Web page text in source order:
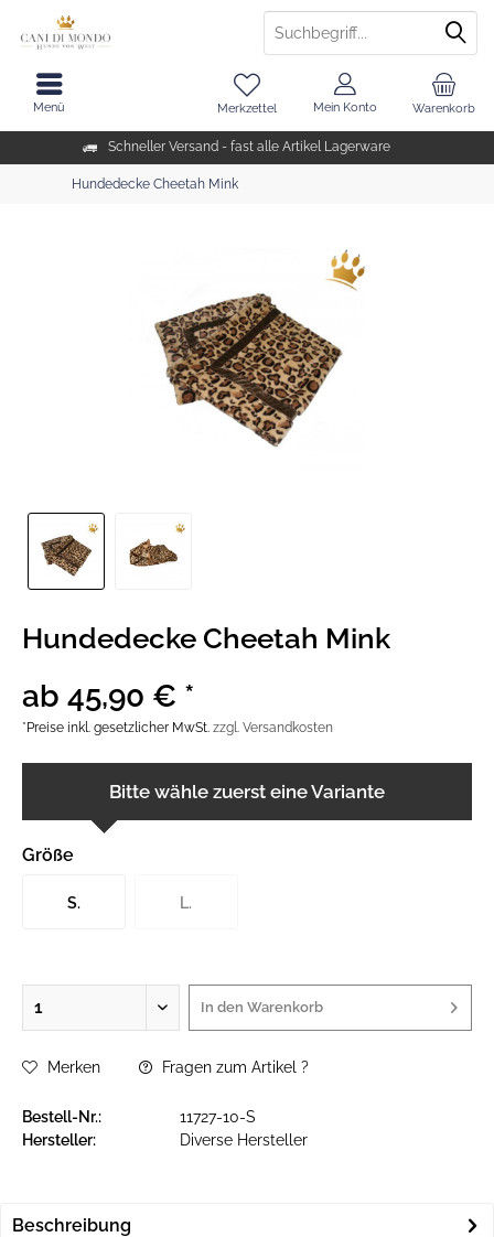
Schneller Versand - fast alle Artikel Lagerware
Warenkorb
Merkzettel Mein Konto
Menü
Hundedecke Cheetah Mink
Hundedecke Cheetah Mink
ab 45,90 € *
*Preise inkl. gesetzlicher MwSt. zzgl. Versandkosten
Bitte wähle zuerst eine Variante
Größe
S. L.
In den Warenkorb
Merken Fragen zum Artikel ?
Bestell-Nr.:
11727-10-S
Hersteller:
Diverse Hersteller
Beschreibung